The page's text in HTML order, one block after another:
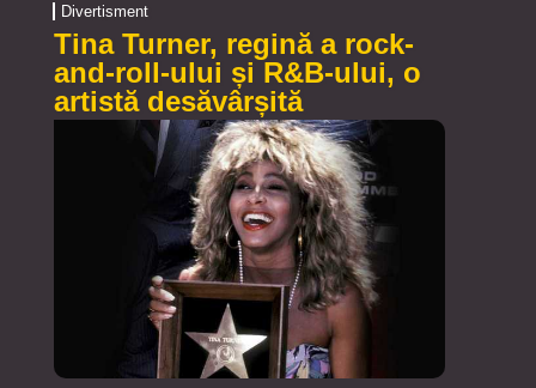
Divertisment
Tina Turner, regină a rock-
and-roll-ului și R&B-ului, o
artistă desăvârșită